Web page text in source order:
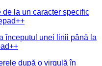
la un caracter specific
începutul unei linii până la
după o virgulă în